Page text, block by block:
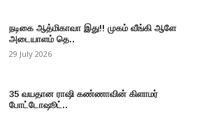
நடிகை ஆத்மிகாவா இது!! முகம் வீங்கி ஆளே
அடையாளம் தெ..
29 July 2026
35 வயதான ராஷி கண்ணாவின் கிளாமர்
போட்டோஷூட்..